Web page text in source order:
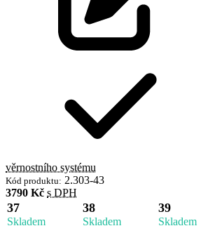
věrnostního systému
Kód produktu: 2.303-43
3790 Kč s DPH
37
Skladem
38
Skladem
39
Skladem